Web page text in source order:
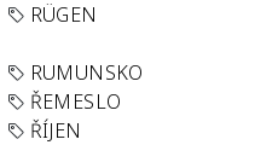
RÜGEN
RUMUNSKO
ŘEMESLO
ŘÍJEN